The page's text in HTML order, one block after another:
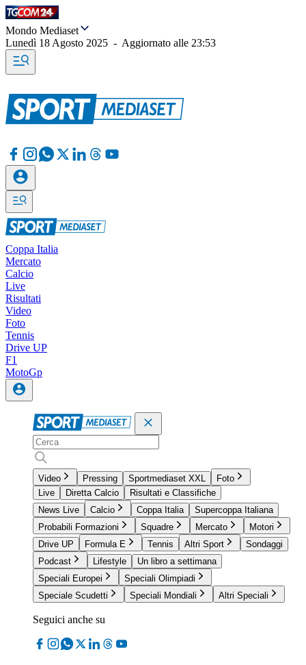
Mondo Mediaset
Lunedì 18 Agosto 2025 - Aggiornato alle 23:53
Coppa Italia
Mercato
Calcio
Live
Risultati
Video
Foto
Tennis
Drive UP
F1
MotoGp
Video Pressing Sportmediaset XXL
Foto
Live
Diretta Calcio
Risultati e Classifiche
News Live
Calcio Coppa Italia
Supercoppa Italiana
Probabili Formazioni
Squadre Mercato
Motori
Drive UP
Formula E Tennis Altri Sport
Sondaggi
Podcast
Lifestyle
Un libro a settimana
Speciali Europei
Speciali Olimpiadi
Speciale Scudetti
Speciali Mondiali Altri Speciali
Seguici anche su